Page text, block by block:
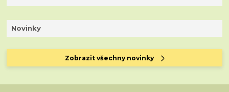
Novinky
Zobrazit všechny novinky